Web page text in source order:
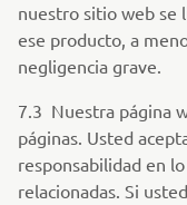
nuestro sitio web se
ese producto, a
negligencia grave.
7.3 Nuestra página
páginas. Usted
responsabilidad en
relacionadas. Si